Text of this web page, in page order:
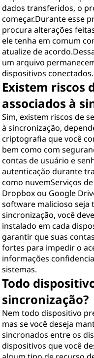
dados transferidos, o
começar.Durante esse
procura alterações
ele tenha em comum
atualize de
um arquivo
dispositivos conectados.
Existem riscos
associados à
Sim, existem riscos de
à sincronização,
criptografia que você
bem como com
contas de usuário e
autenticação durante
como nuvemServiços
Dropbox ou Google
software malicioso
sincronização, você
instalado em cada
garantir que suas
fortes para impedir o
informações
sistemas.
Todo
sincronização?
Nem todo dispositivo
mas se você deseja
sincronados entre os
dispositivos que você